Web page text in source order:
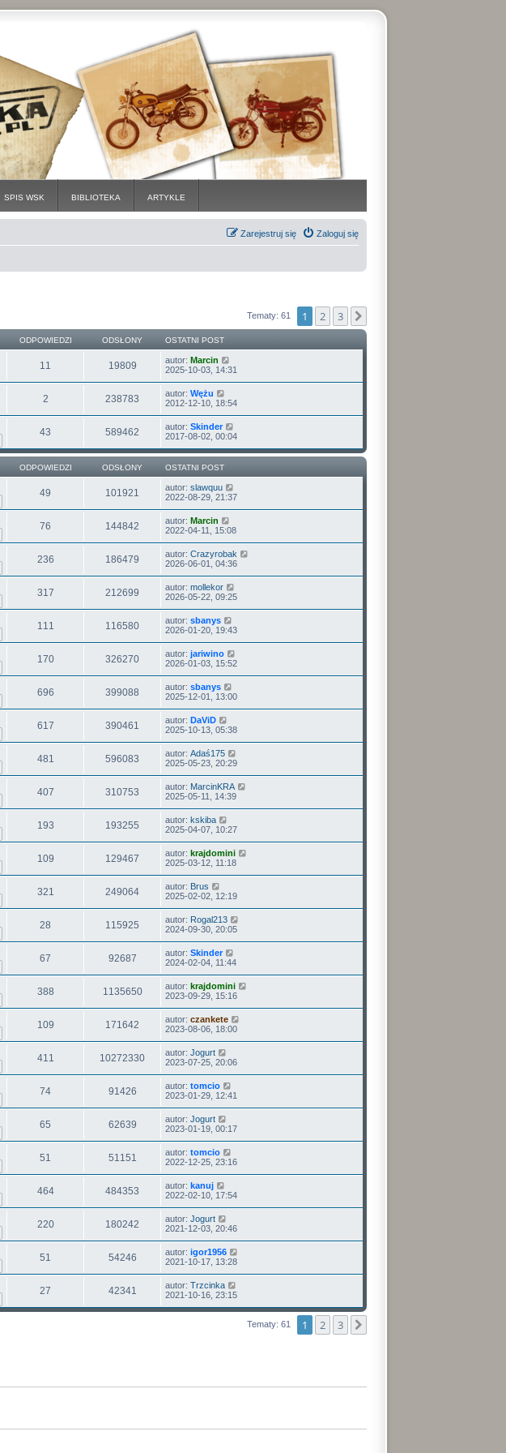
SPIS WSK BIBLIOTEKA ARTYKLE
Zaloguj się
Zarejestruj się
Tematy: 61 1 2 3
ODPOWIEDZI ODSŁONY OSTATNI POST
11 19809 autor: Marcin
2025-10-03, 14:31
2 238783 autor: Wężu
2012-12-10, 18:54
43 589462 autor: Skinder
2017-08-02, 00:04
ODPOWIEDZI ODSŁONY OSTATNI POST
49 101921 autor: slawquu
2022-08-29, 21:37
76 144842 autor: Marcin
2022-04-11, 15:08
236 186479 autor: Crazyrobak
2026-06-01, 04:36
317 212699 autor: mollekor
2026-05-22, 09:25
111 116580 autor: sbanys
2026-01-20, 19:43
170 326270 autor: jariwino
2026-01-03, 15:52
696 399088 autor: sbanys
2025-12-01, 13:00
617 390461 autor: DaViD
2025-10-13, 05:38
481 596083 autor: Adaś175
2025-05-23, 20:29
407 310753 autor: MarcinKRA
2025-05-11, 14:39
193 193255 autor: kskiba
2025-04-07, 10:27
109 129467 autor: krajdomini
2025-03-12, 11:18
321 249064 autor: Brus
2025-02-02, 12:19
28 115925 autor: Rogal213
2024-09-30, 20:05
67 92687 autor: Skinder
2024-02-04, 11:44
388 1135650 autor: krajdomini
2023-09-29, 15:16
109 171642 autor: czankete
2023-08-06, 18:00
411 10272330 autor: Jogurt
2023-07-25, 20:06
74 91426 autor: tomcio
2023-01-29, 12:41
65 62639 autor: Jogurt
2023-01-19, 00:17
51 51151 autor: tomcio
2022-12-25, 23:16
464 484353 autor: kanuj
2022-02-10, 17:54
220 180242 autor: Jogurt
2021-12-03, 20:46
51 54246 autor: igor1956
2021-10-17, 13:28
27 42341 autor: Trzcinka
2021-10-16, 23:15
Tematy: 61 1 2 3